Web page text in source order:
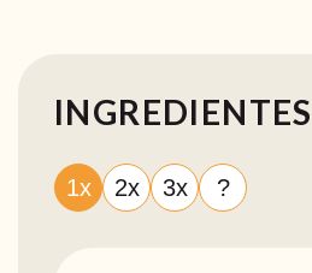
INGREDIENTES
1x 2x 3x ?